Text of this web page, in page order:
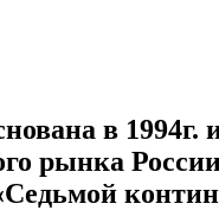
в
рынка